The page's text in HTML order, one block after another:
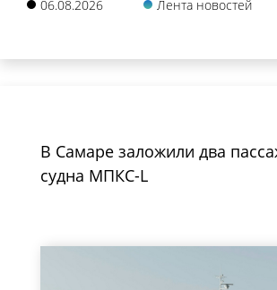
06.08.2026 Лента новостей
В Самаре заложили два
судна МПКС-L